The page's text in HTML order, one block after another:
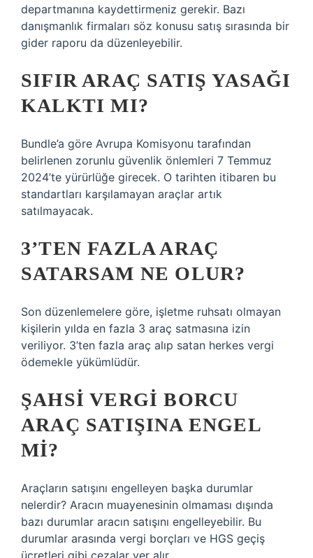
departmanına kaydettirmeniz gerekir. Bazı
danışmanlık firmaları söz konusu satış sırasında bir
gider raporu da düzenleyebilir.
SIFIR ARAÇ SATIŞ YASAĞI
KALKTI MI?
Bundle’a göre Avrupa Komisyonu tarafından
belirlenen zorunlu güvenlik önlemleri 7 Temmuz
2024’te yürürlüğe girecek. O tarihten itibaren bu
standartları karşılamayan araçlar artık
satılmayacak.
3’TEN FAZLA ARAÇ
SATARSAM NE OLUR?
Son düzenlemelere göre, işletme ruhsatı olmayan
kişilerin yılda en fazla 3 araç satmasına izin
veriliyor. 3’ten fazla araç alıp satan herkes vergi
ödemekle yükümlüdür.
ŞAHSI VERGI BORCU
ARAÇ SATIŞINA ENGEL
MI?
Araçların satışını engelleyen başka durumlar
nelerdir? Aracın muayenesinin olmaması dışında
bazı durumlar aracın satışını engelleyebilir. Bu
durumlar arasında vergi borçları ve HGS geçiş
ücretleri gibi cezalar yer alır.